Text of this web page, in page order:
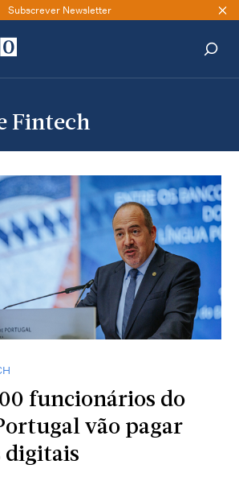
Subscrever Newsletter
Fintech
funcionários do
vão pagar
digitais